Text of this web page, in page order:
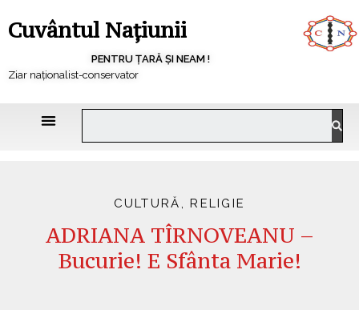
Cuvântul Națiunii
PENTRU ȚARĂ ȘI NEAM !
Ziar naționalist-conservator
CULTURĂ,RELIGIE
ADRIANA TÎRNOVEANU –
Bucurie! E Sfânta Marie!